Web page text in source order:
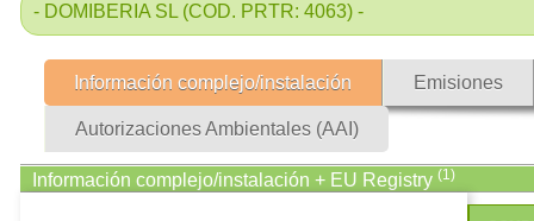
- DOMIBERIA SL (COD. PRTR: 4063) -
Información complejo/instalación Emisiones
Autorizaciones Ambientales (AAI)
Información complejo/instalación + EU Registry (1)